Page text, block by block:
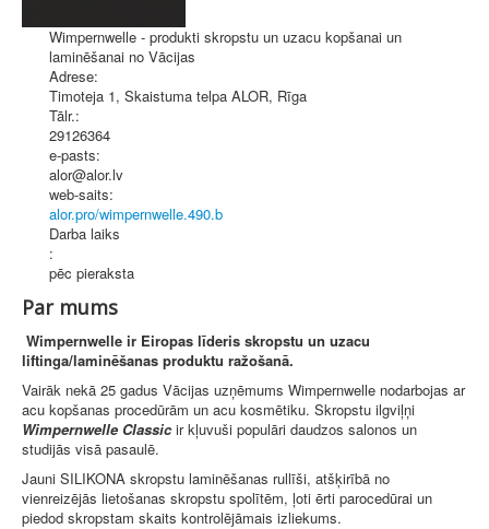
Wimpernwelle - produkti skropstu un uzacu kopšanai un
laminēšanai no Vācijas
Adrese:
Timoteja 1, Skaistuma telpa ALOR, Rīga
Tālr.:
29126364
e-pasts:
alor@alor.lv
web-saits:
alor.pro/wimpernwelle.490.b
Darba laiks
:
pēc pieraksta
Par mums
Wimpernwelle ir Eiropas līderis skropstu un uzacu
liftinga/laminēšanas produktu ražošanā.
Vairāk nekā 25 gadus Vācijas uzņēmums Wimpernwelle nodarbojas ar
acu kopšanas procedūrām un acu kosmētiku. Skropstu ilgviļņi
Wimpernwelle Classicir kļuvuši populāri daudzos salonos un
studijās visā pasaulē.
Jauni SILIKONA skropstu laminēšanas rullīši, atšķirībā no
vienreizējās lietošanas skropstu spolītēm, ļoti ērti parocedūrai un
piedod skropstam skaits kontrolējāmais izliekums.